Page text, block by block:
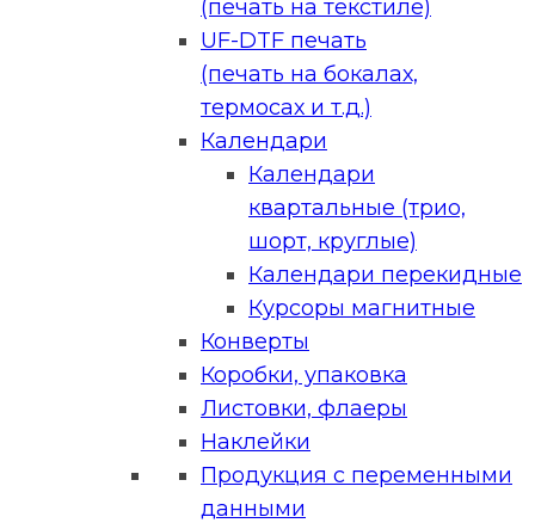
(печать на текстиле)
UF-DTF печать
(печать на бокалах,
термосах и т.д.)
Календари
Календари
квартальные (трио,
шорт, круглые)
Календари перекидные
Курсоры магнитные
Конверты
Коробки, упаковка
Листовки, флаеры
Наклейки
Продукция с переменными
данными